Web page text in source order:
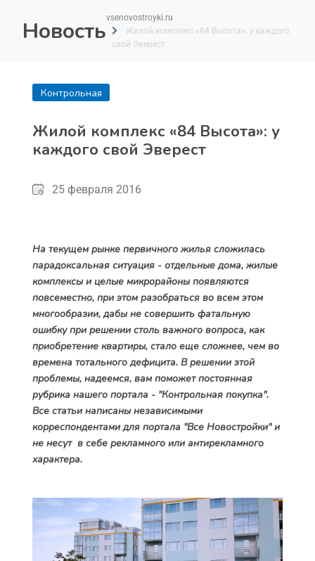
Новостьvsenovostroyki.ru
Жилой комплекс «84 Высота»: у каждого
свой Эверест
Контрольная
Жилой комплекс «84 Высота»: у
каждого свой Эверест
25 февраля 2016
На текущем рынке первичного жилья сложилась
парадоксальная ситуация - отдельные дома, жилые
комплексы и целые микрорайоны появляются
повсеместно, при этом разобраться во всем этом
многообразии, дабы не совершить фатальную
ошибку при решении столь важного вопроса, как
приобретение квартиры, стало еще сложнее, чем во
времена тотального дефицита. В решении этой
проблемы, надеемся, вам поможет постоянная
рубрика нашего портала - "Контрольная покупка".
Все статьи написаны независимыми
корреспондентами для портала "Все Новостройки" и
не несут в себе рекламного или антирекламного
характера.